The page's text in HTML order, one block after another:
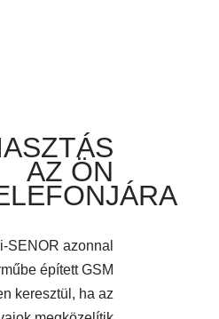
AZ ÖN
SENOR azonnal
épített GSM
keresztül, ha az